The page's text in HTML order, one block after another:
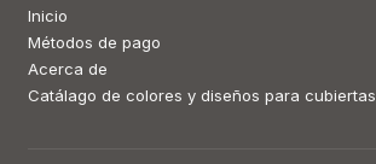
Inicio
Métodos de pago
Acerca de
Catálago de colores y diseños para cubiertas